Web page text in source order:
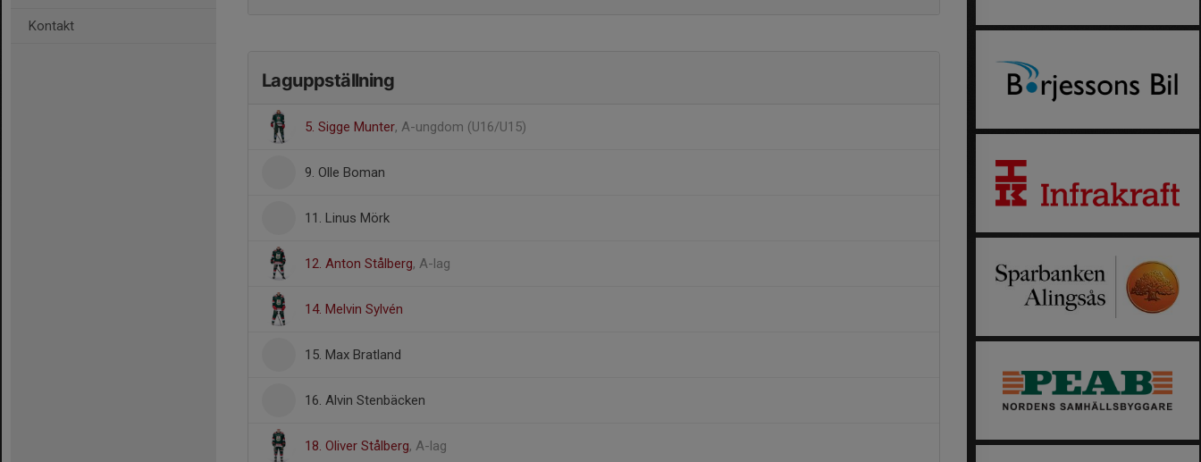
Kontakt
Laguppställning
5. Sigge Munter, A-ungdom (U16/U15)
9. Olle Boman
11. Linus Mörk
12. Anton Stålberg, A-lag
14. Melvin Sylvén
15. Max Bratland
16. Alvin Stenbäcken
18. Oliver Stålberg, A-lag